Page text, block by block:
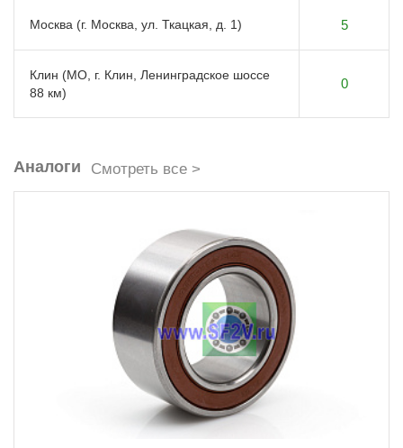
Москва (г. Москва, ул. Ткацкая, д. 1) 5
Клин (МО, г. Клин, Ленинградское шоссе
88 км)
0
Аналоги Смотреть все >